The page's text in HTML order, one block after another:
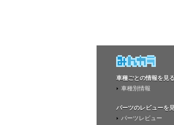
車種ごとの情報を見る
車種別情報
パーツのレビューを
パーツレビュー